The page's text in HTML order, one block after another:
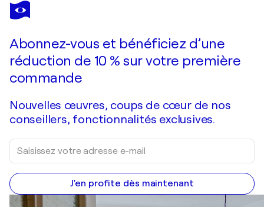
CHRISTOPH ROBAUSCH
NEXUS 4.01 - Series Archaic/Modern
Abonnez-vous et bénéficiez d’une
réduction de 10 % sur votre première
commande
Nouvelles œuvres, coups de cœur de nos
conseillers, fonctionnalités exclusives.
J'en profite dès maintenant